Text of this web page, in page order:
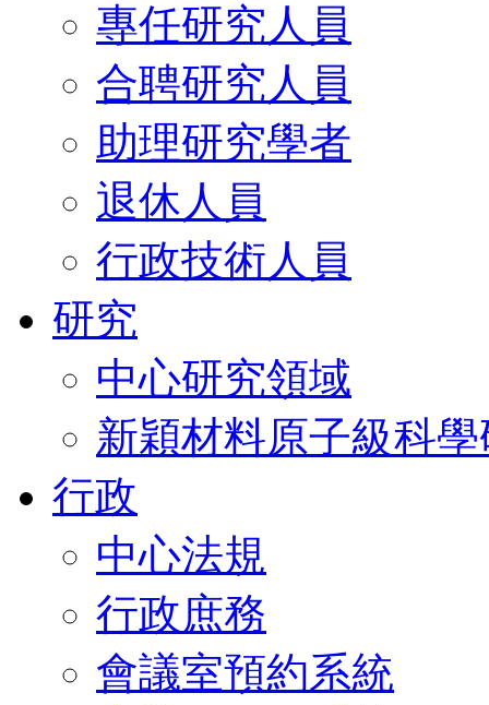
專任研究人員
合聘研究人員
助理研究學者
退休人員
行政技術人員
研究
中心研究領域
新穎材料原子級科
行政
中心法規
行政庶務
會議室預約系統